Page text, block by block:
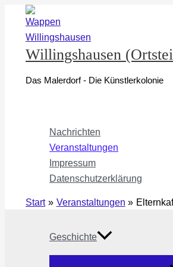
Inhalt
springen
Willingshausen
Das Malerdorf - Die Künstlerkolonie
Nachrichten
Veranstaltungen
Impressum
Datenschutzerklärung
Start Veranstaltungen
Geschichte